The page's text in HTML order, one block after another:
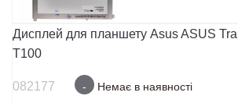
Дисплей для планшету Asus ASUS
T100
082177 - Немає в наявності